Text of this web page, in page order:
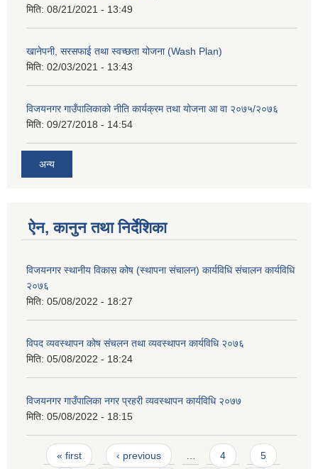
मिति: 08/21/2021 - 13:49
खानेपनी, सरसफाई तथा स्वच्छता योजना (Wash Plan)
मिति: 02/03/2021 - 13:43
विजयनगर गाउँपालिकाको नीति कार्यक्रम तथा योजना आ वा २०७५/२०७६
मिति: 09/27/2018 - 14:54
अन्य
ऐन, कानुन तथा निर्देशिका
विजयनगर स्थानीय विकास कोष (स्थापना संचालन) कार्यविधि संचालन कार्यविधि
२०७६
मिति: 05/08/2022 - 18:27
विपद व्यवस्थापन कोष संचलन तथा व्यवस्थापन कार्यविधि २०७६
मिति: 05/08/2022 - 18:24
विजयनगर गाउँपालिका नगर प्रहरी व्यवस्थापन कार्यविधि २०७७
मिति: 05/08/2022 - 18:15
Pages
« first ‹ previous 4 5